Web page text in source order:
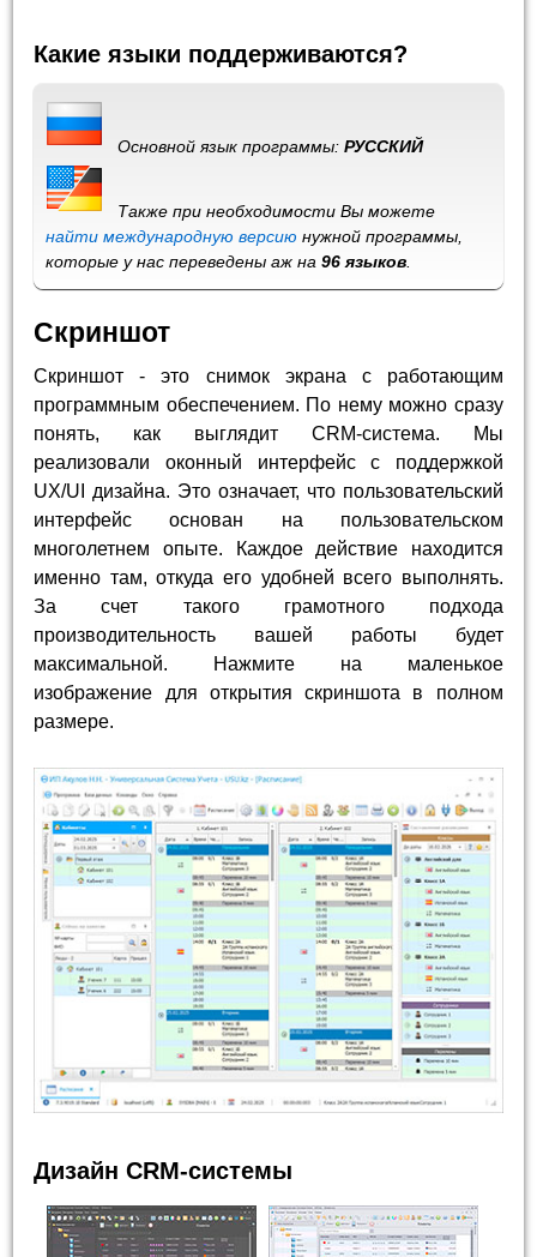
Какие языки поддерживаются?
Основной язык программы:РУССКИЙ
Также при необходимости Вы можете
найти международную версию нужной программы,
которые у нас переведены аж на96 языков
Скриншот
Скриншот - это снимок экрана с работающим
программным обеспечением. По нему можно сразу
понять, как выглядит CRM-система. Мы
реализовали оконный интерфейс с поддержкой
UX/UI дизайна. Это означает, что пользовательский
интерфейс основан на пользовательском
многолетнем опыте. Каждое действие находится
именно там, откуда его удобней всего выполнять.
За счет такого грамотного подхода
производительность вашей работы будет
максимальной. Нажмите на маленькое
изображение для открытия скриншота в полном
размере.
Дизайн CRM-системы